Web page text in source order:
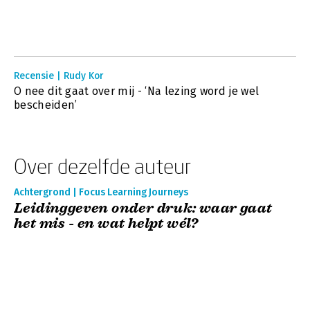
Recensie | Rudy Kor
O nee dit gaat over mij - ‘Na lezing word je wel
bescheiden’
Over dezelfde auteur
Achtergrond | Focus Learning Journeys
Leidinggeven onder druk: waar gaat
het mis - en wat helpt wél?